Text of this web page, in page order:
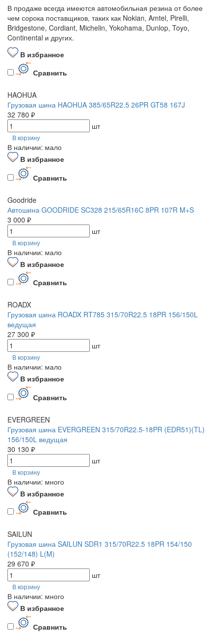
В продаже всегда имеются автомобильная резина от более
чем сорока поставщиков, таких как Nokian, Amtel, Pirelli,
Bridgestone, Cordiant, Michelin, Yokohama, Dunlop, Toyo,
Continental и других.
В избранное
Сравнить
HAOHUA
Грузовая шина HAOHUA 385/65R22.5 26PR GT58 167J
32 780 ₽
шт
В корзину
В наличии: мало
В избранное
Сравнить
Goodride
Автошина GOODRIDE SC328 215/65R16C 8PR 107R M+S
3 000 ₽
шт
В корзину
В наличии: мало
В избранное
Сравнить
ROADX
Грузовая шина ROADX RT785 315/70R22.5 18PR 156/150L
ведущая
27 300 ₽
шт
В корзину
В наличии: мало
В избранное
Сравнить
EVERGREEN
Грузовая шина EVERGREEN 315/70R22.5-18PR (EDR51)(TL)
156/150L ведущая
30 130 ₽
шт
В корзину
В наличии: много
В избранное
Сравнить
SAILUN
Грузовая шина SAILUN SDR1 315/70R22.5 18PR 154/150
(152/148) L(M)
29 670 ₽
шт
В корзину
В наличии: много
В избранное
Сравнить